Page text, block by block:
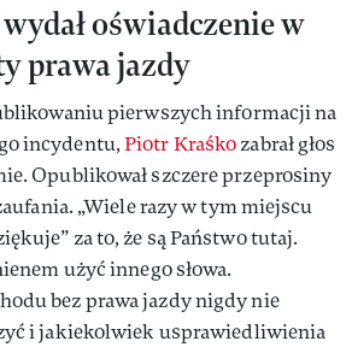
oświadczenie w
prawa jazdy
pierwszych informacji na
incydentu,Piotr Kraśkozabrał głos
Opublikował szczere przeprosiny
„Wiele razy w tym miejscu
za to, że są Państwo tutaj.
użyć innego słowa.
bez prawa jazdy nigdy nie
i jakiekolwiek usprawiedliwienia